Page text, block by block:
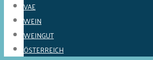
VAE
WEIN
WEINGUT
ÖSTERREICH